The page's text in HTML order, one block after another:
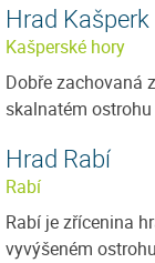
Hrad Kašperk
Kašperské hory
Dobře zachovaná
skalnatém
Hrad Rabí
Rabí
Rabí je zřícenina
vyvýšeném